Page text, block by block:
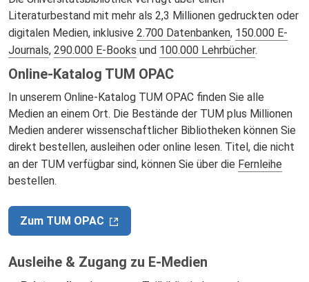
Literaturbestand mit mehr als 2,3 Millionen gedruckten oder
digitalen Medien, inklusive 2.700 Datenbanken, 150.000 E-
Journals, 290.000 E-Books und 100.000 Lehrbücher.
Online-Katalog TUM OPAC
In unserem Online-Katalog TUM OPAC finden Sie alle
Medien an einem Ort. Die Bestände der TUM plus Millionen
Medien anderer wissenschaftlicher Bibliotheken können Sie
direkt bestellen, ausleihen oder online lesen. Titel, die nicht
an der TUM verfügbar sind, können Sie über die Fernleihe
bestellen.
Zum TUM OPAC
Ausleihe & Zugang zu E-Medien